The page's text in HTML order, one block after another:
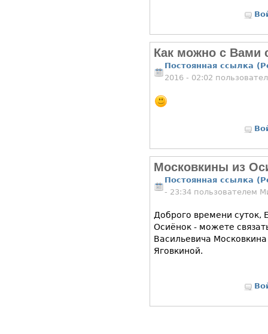
Как можно с Вами
Постоянная ссылка
2016 - 02:02
Московкины из
Постоянная ссылка
- 23:34 пользователем
Доброго времени суток,
Осиёнок - можете
Васильевича
Яговкиной.